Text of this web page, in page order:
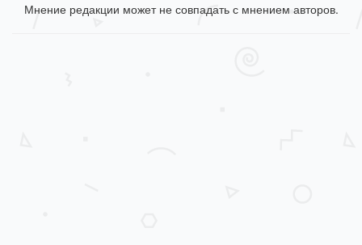
Мнение редакции может не совпадать с мнением авторов.